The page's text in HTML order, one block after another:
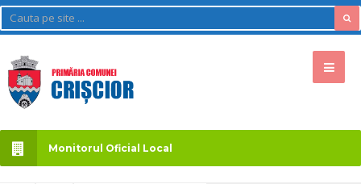
Monitorul Oficial Local